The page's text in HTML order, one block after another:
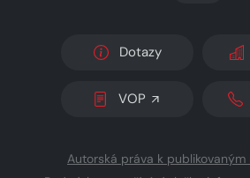
Dotazy
VOP
Autorská práva k publikovaným